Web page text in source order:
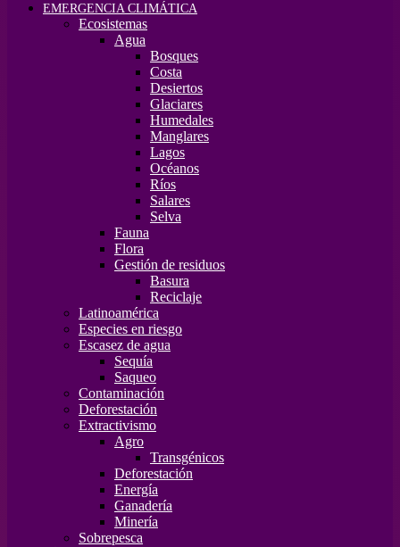
EMERGENCIA CLIMÁTICA
Ecosistemas
Agua
Bosques
Costa
Desiertos
Glaciares
Humedales
Manglares
Lagos
Océanos
Ríos
Salares
Selva
Fauna
Flora
Gestión de residuos
Basura
Reciclaje
Latinoamérica
Especies en riesgo
Escasez de agua
Sequía
Saqueo
Contaminación
Deforestación
Extractivismo
Agro
Transgénicos
Deforestación
Energía
Ganadería
Minería
Sobrepesca